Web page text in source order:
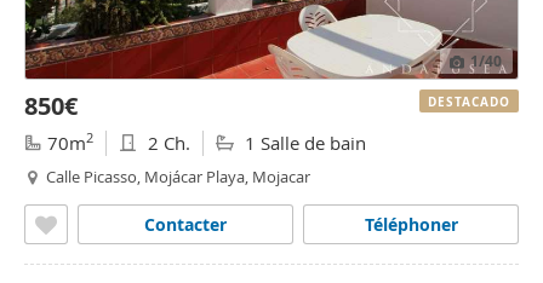
1/40
850€
70m2 2 Ch. 1 Salle de bain
Calle Picasso, Mojácar Playa, Mojacar
Téléphoner
Contacter
DESTACADO